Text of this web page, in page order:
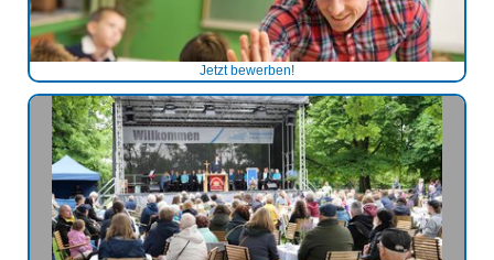
Jetzt bewerben!